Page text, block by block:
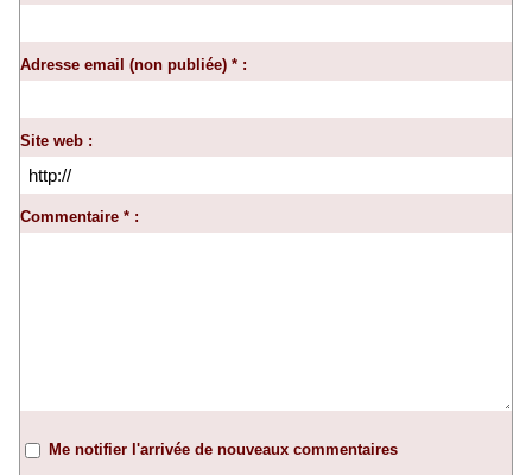
Adresse email (non publiée) * :
Site web :
Commentaire * :
Me notifier l'arrivée de nouveaux commentaires